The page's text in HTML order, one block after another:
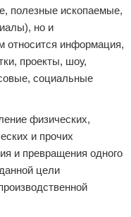
полезные ископаемые,
но и
относится информация,
проекты, шоу,
социальные
физических,
и прочих
и превращения одного
цели